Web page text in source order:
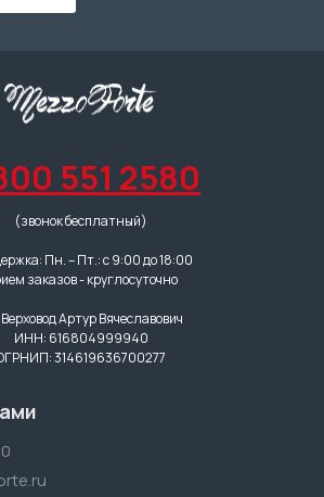
551 2580
(звонок бесплатный)
Пн. – Пт.: с 9:00 до 18:00
заказов - круглосуточно
Артур Вячеславович
ИНН: 616804999940
314619636700277